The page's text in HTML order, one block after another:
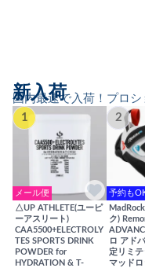
国内最速で入荷！プロ
新入荷
1
メール便
△UP ATHLETE(ユーピ
ーアスリート)
CAA5500+ELECTROLY
TES SPORTS DRINK
POWDER for
HYDRATION & T-
2
予約も
ク)
ロ アド
定リミ
マッドロ